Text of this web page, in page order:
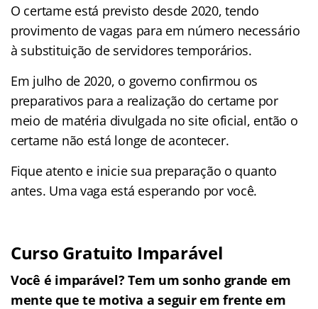
O certame está previsto desde 2020, tendo
provimento de vagas para em número necessário
à substituição de servidores temporários.
Em julho de 2020, o governo confirmou os
preparativos para a realização do certame por
meio de matéria divulgada no site oficial, então o
certame não está longe de acontecer.
Fique atento e inicie sua preparação o quanto
antes. Uma vaga está esperando por você.
Curso Gratuito Imparável
Você é imparável? Tem um sonho grande em
mente que te motiva a seguir em frente em